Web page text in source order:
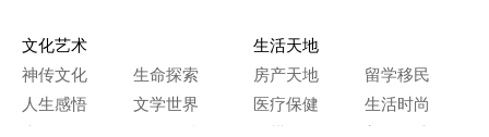
文化艺术
神传文化
生命探索
人生感悟
文学世界
生活天地
房产天地
留学移民
医疗保健
生活时尚